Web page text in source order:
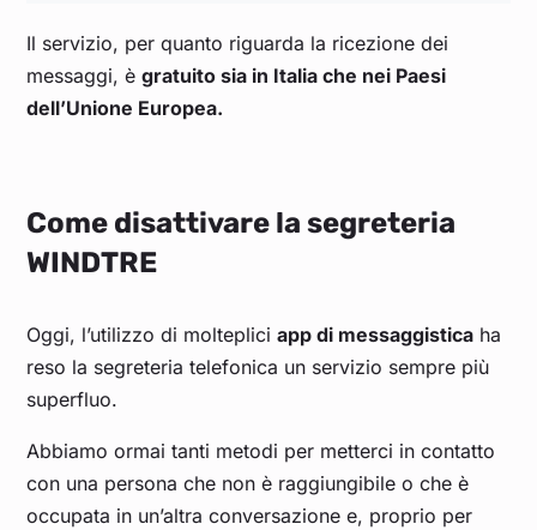
Il servizio, per quanto riguarda la ricezione dei
messaggi, ègratuito sia in Italia che nei Paesi
dell’Unione Europea.
Come disattivare la segreteria
WINDTRE
Oggi, l’utilizzo di moltepliciapp di messaggistica ha
reso la segreteria telefonica un servizio sempre più
superfluo.
Abbiamo ormai tanti metodi per metterci in contatto
con una persona che non è raggiungibile o che è
occupata in un’altra conversazione e, proprio per